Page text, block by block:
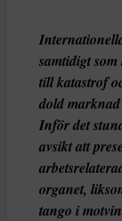
samtidigt
till katastrof
dold
Inför det
avsikt att
organet,
tango i